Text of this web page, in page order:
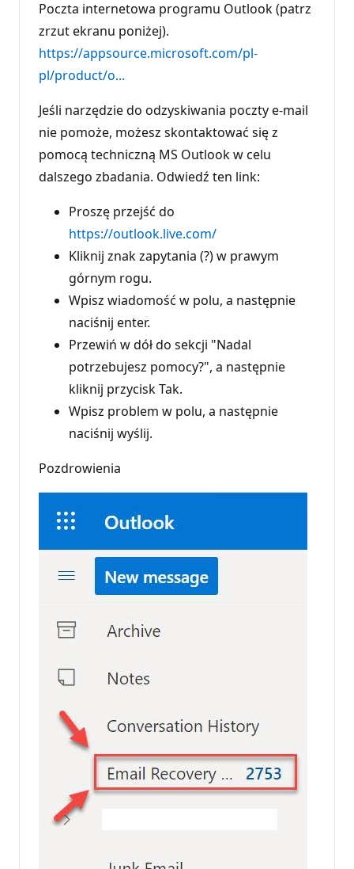
Poczta internetowa programu Outlook (patrz
zrzut ekranu poniżej).
https://appsource.microsoft.com/pl-
pl/product/o...
Jeśli narzędzie do odzyskiwania poczty e-mail
nie pomoże, możesz skontaktować się z
pomocą techniczną MS Outlook w celu
dalszego zbadania. Odwiedź ten link:
Proszę przejść do
https://outlook.live.com/
Kliknij znak zapytania (?) w prawym
górnym rogu.
Wpisz wiadomość w polu, a następnie
naciśnij enter.
Przewiń w dół do sekcji "Nadal
potrzebujesz pomocy?", a następnie
kliknij przycisk Tak.
Wpisz problem w polu, a następnie
naciśnij wyślij.
Pozdrowienia